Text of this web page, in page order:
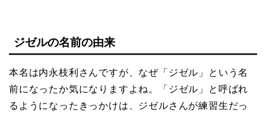
ジゼルの名前の由来
本名は内永枝利さんですが、なぜ「ジゼル」という名
前になったか気になりますよね。「ジゼル」と呼ばれ
るようになったきっかけは、ジゼルさんが練習生だっ